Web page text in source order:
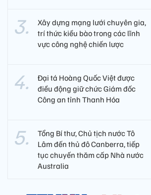
Xây dựng mạng lưới chuyên gia,
trí thức kiều bào trong các lĩnh
vực công nghệ chiến lược
Đại tá Hoàng Quốc Việt được
điều động giữ chức Giám đốc
Công an tỉnh Thanh Hóa
Tổng Bí thư, Chủ tịch nước Tô
Lâm đến thủ đô Canberra, tiếp
tục chuyến thăm cấp Nhà nước
Australia